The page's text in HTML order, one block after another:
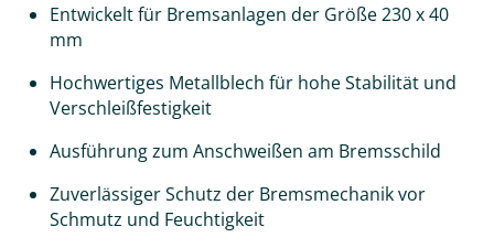
Entwickelt für Bremsanlagen der Größe 230 x 40
mm
Hochwertiges Metallblech für hohe Stabilität und
Verschleißfestigkeit
Ausführung zum Anschweißen am Bremsschild
Zuverlässiger Schutz der Bremsmechanik vor
Schmutz und Feuchtigkeit